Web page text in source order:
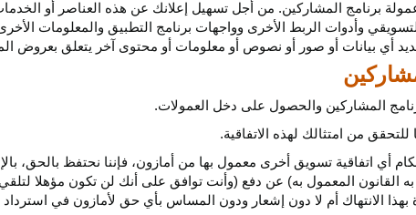
برنامج المشاركين. من أجل تسهيل إعلانك عن هذه العناصر أو
وأدوات الربط الأخرى وواجهات برنامج التطبيق والمعلومات
أي بيانات أو صور أو نصوص أو معلومات أو محتوى آخر يتعلق بعروض
المشاركين والحصول على دخل العمولات.
من امتثالك لهذه الاتفاقية.
أي اتفاقية تسويق أخرى معمول بها من أمازون، فإننا نحتفظ بالحق،
القانون المعمول به) عن دفع (وأنت توافق على أنك لن تكون مؤهلا
الانتهاك أم لا دون إشعار ودون المساس بأي حق لأمازون في استرداد